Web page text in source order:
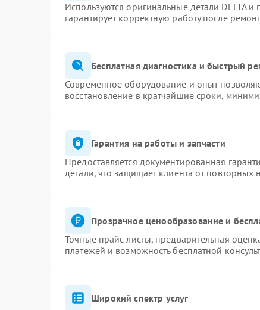
Используются оригинальные детали DELTA
гарантирует корректную работу после
Бесплатная диагностика и быстрый
Современное оборудование и опыт
восстановление в кратчайшие сроки,
Гарантия на работы и запчасти
Предоставляется документированная
детали, что защищает клиента от повторных
Прозрачное ценообразование и
Точные прайс-листы, предварительная
платежей и возможность бесплатной
Широкий спектр услуг